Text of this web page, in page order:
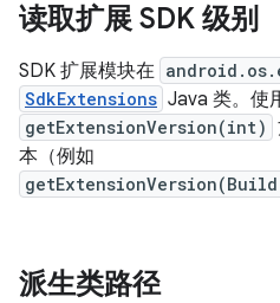
读取扩展 SDK 级别
SDK 扩展模块在
SdkExtensions Java 类。使
getExtensionVersion(int)
本（例如
派生类路径